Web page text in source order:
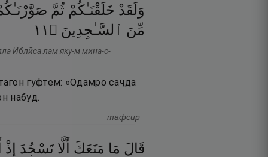
وَلَقَدْ خَلَقْنَـٰكُمْ ثُمَّ
مِّنَ ٱلسَّـٰجِدِينَ ۝ ١١
Иблӣса лам яку-м мина-с-
гуфтем: «Одамро саҷда
набуд.
тафсир
قَالَ مَا مَنَعَكَ أَلَّا تَسْجُدَ إِذْ